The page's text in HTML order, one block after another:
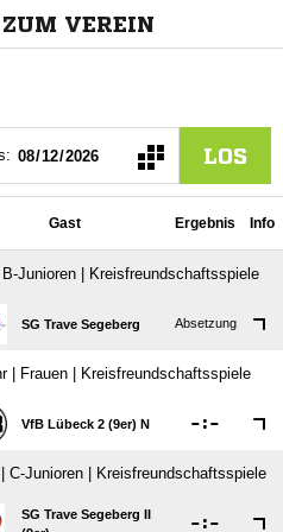
VEREIN
LOS
Gast Ergebnis Info
Junioren | Kreisfreundschaftsspiele
SG Trave Segeberg Absetzung
| Frauen | Kreisfreundschaftsspiele
VfB Lübeck 2 (9er) N :
C-Junioren | Kreisfreundschaftsspiele
SG Trave Segeberg II
: